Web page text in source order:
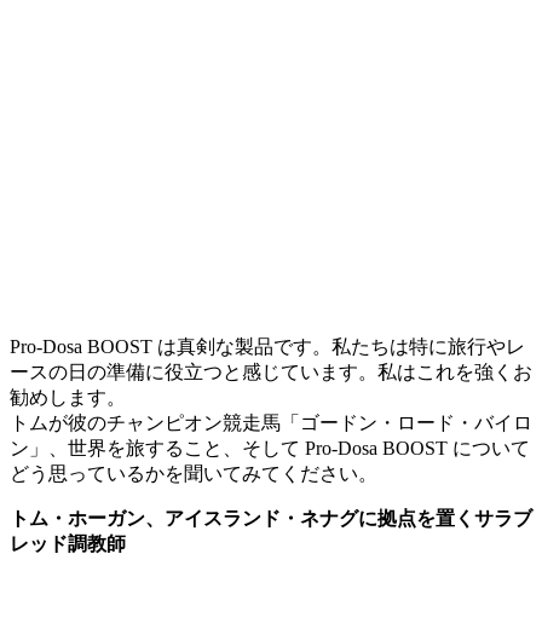
Pro-Dosa BOOST は真剣な製品です。私たちは特に旅行やレ
ースの日の準備に役立つと感じています。私はこれを強くお
勧めします。
トムが彼のチャンピオン競走馬「ゴードン・ロード・バイロ
ン」、世界を旅すること、そして Pro-Dosa BOOST について
どう思っているかを聞いてみてください。
トム・ホーガン、アイスランド・ネナグに拠点を置くサラブ
レッド調教師